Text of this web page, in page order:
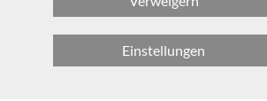
Quellen, weiteren
Präsentationen sowie
Anregungen nehmen wir
Einstellungen